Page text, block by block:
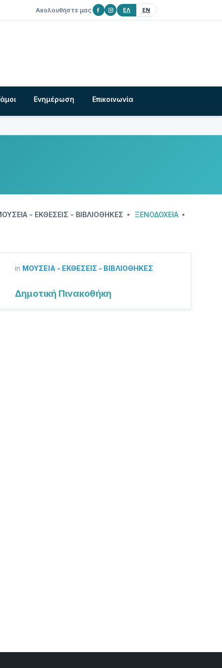
Ακολουθήστε μας ΕΛ EN
Ενημέρωση Επικοινωνία
- ΕΚΘΈΣΕΙΣ - ΒΙΒΛΙΟΘΉΚΕΣ ΞΕΝΟΔΟΧΕΊΑ
in ΜΟΥΣΕΊΑ - ΕΚΘΈΣΕΙΣ - ΒΙΒΛΙΟΘΉΚΕΣ
Δημοτική Πινακοθήκη